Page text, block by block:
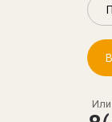
Или